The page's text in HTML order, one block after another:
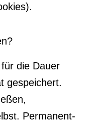
die Dauer
gespeichert.
Permanent-